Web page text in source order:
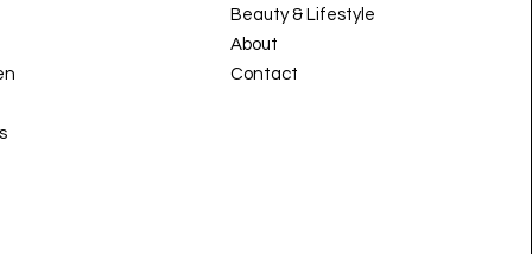
Beauty & Lifestyle
About
Contact